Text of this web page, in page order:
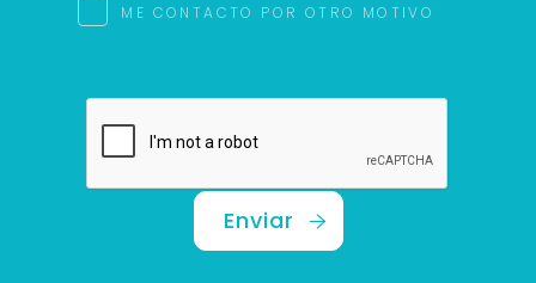
ME CONTACTO POR OTRO MOTIVO
Enviar